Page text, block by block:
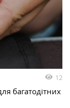
12
багатодітних